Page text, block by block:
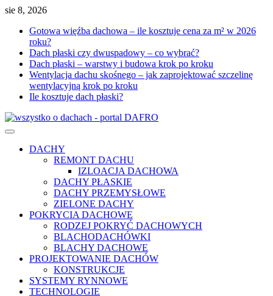
Skip
content
sie 8, 2026
Gotowa więźba dachowa – ile kosztuje cena za m² w 2026
roku?
Dach płaski czy dwuspadowy – co wybrać?
Dach płaski – warstwy i budowa krok po kroku
Wentylacja dachu skośnego – jak zaprojektować szczelinę
wentylacyjną krok po kroku
Ile kosztuje dach płaski?
DACHY
REMONT DACHU
IZLOACJA DACHOWA
DACHY PŁASKIE
DACHY PRZEMYSŁOWE
ZIELONE DACHY
POKRYCIA DACHOWE
RODZEJ POKRYĆ DACHOWYCH
BLACHODACHÓWKI
BLACHY DACHOWE
PROJEKTOWANIE DACHÓW
KONSTRUKCJE
SYSTEMY RYNNOWE
TECHNOLOGIE